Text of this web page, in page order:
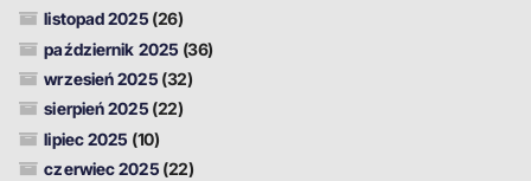
listopad 2025 (26)
październik 2025 (36)
wrzesień 2025 (32)
sierpień 2025 (22)
lipiec 2025 (10)
czerwiec 2025 (22)